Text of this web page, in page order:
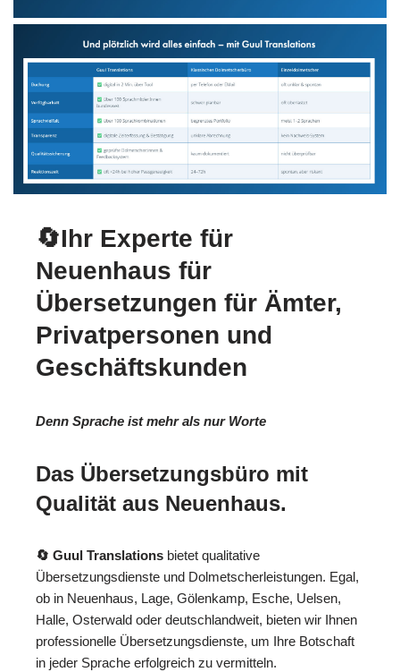
🔄Ihr Experte für
Neuenhaus für
Übersetzungen für Ämter,
Privatpersonen und
Geschäftskunden
Denn Sprache ist mehr als nur Worte
Das Übersetzungsbüro mit
Qualität aus Neuenhaus.
🔄 Guul Translations bietet qualitative
Übersetzungsdienste und Dolmetscherleistungen. Egal,
ob in Neuenhaus, Lage, Gölenkamp, Esche, Uelsen,
Halle, Osterwald oder deutschlandweit, bieten wir Ihnen
professionelle Übersetzungsdienste, um Ihre Botschaft
in jeder Sprache erfolgreich zu vermitteln.